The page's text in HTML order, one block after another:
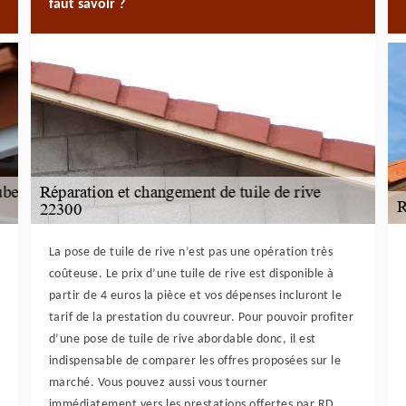
faut savoir ?
La pose de tuile de rive n’est pas une opération très
coûteuse. Le prix d’une tuile de rive est disponible à
partir de 4 euros la pièce et vos dépenses incluront le
tarif de la prestation du couvreur. Pour pouvoir profiter
d’une pose de tuile de rive abordable donc, il est
indispensable de comparer les offres proposées sur le
marché. Vous pouvez aussi vous tourner